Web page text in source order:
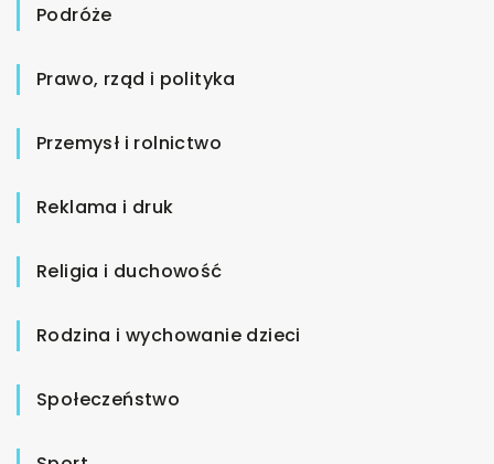
Podróże
Prawo, rząd i polityka
Przemysł i rolnictwo
Reklama i druk
Religia i duchowość
Rodzina i wychowanie dzieci
Społeczeństwo